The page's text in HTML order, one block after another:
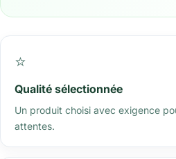
⭐
Qualité sélectionnée
Un produit choisi avec exigence
attentes.